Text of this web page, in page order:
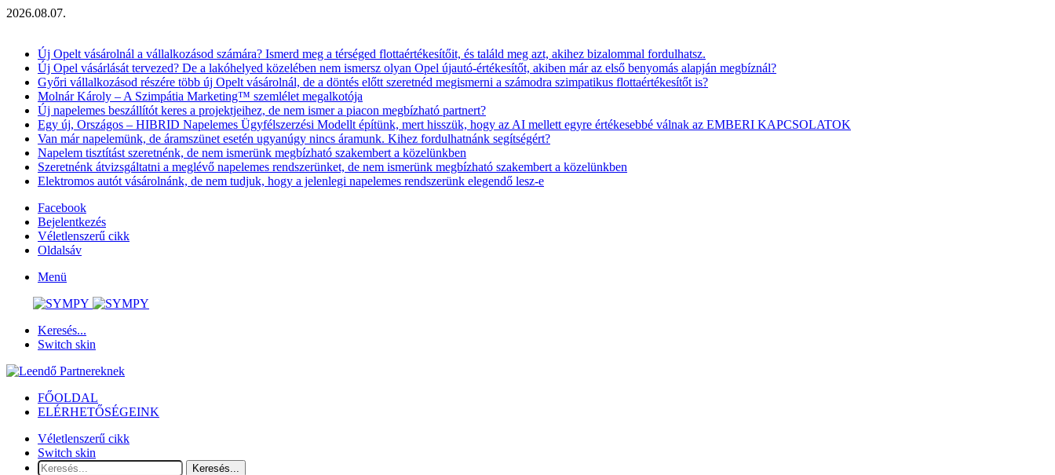
2026.08.07.
Új Opelt vásárolnál a vállalkozásod számára? Ismerd meg a térséged flottaértékesítőit, és találd meg azt, akihez bizalommal fordulhatsz.
Új Opel vásárlását tervezed? De a lakóhelyed közelében nem ismersz olyan Opel újautó-értékesítőt, akiben már az első benyomás alapján megbíznál?
Győri vállalkozásod részére több új Opelt vásárolnál, de a döntés előtt szeretnéd megismerni a számodra szimpatikus flottaértékesítőt is?
Molnár Károly – A Szimpátia Marketing™ szemlélet megalkotója
Új napelemes beszállítót keres a projektjeihez, de nem ismer a piacon megbízható partnert?
Egy új, Országos – HIBRID Napelemes Ügyfélszerzési Modellt építünk, mert hisszük, hogy az AI mellett egyre értékesebbé válnak az EMBERI KAPCSOLATOK
Van már napelemünk, de áramszünet esetén ugyanúgy nincs áramunk. Kihez fordulhatnánk segítségért?
Napelem tisztítást szeretnénk, de nem ismerünk megbízható szakembert a közelünkben
Szeretnénk átvizsgáltatni a meglévő napelemes rendszerünket, de nem ismerünk megbízható szakembert a közelünkben
Elektromos autót vásárolnánk, de nem tudjuk, hogy a jelenlegi napelemes rendszerünk elegendő lesz-e
Facebook
Bejelentkezés
Véletlenszerű cikk
Oldalsáv
Menü
Keresés...
Switch skin
FŐOLDAL
ELÉRHETŐSÉGEINK
Véletlenszerű cikk
Switch skin
Keresés...